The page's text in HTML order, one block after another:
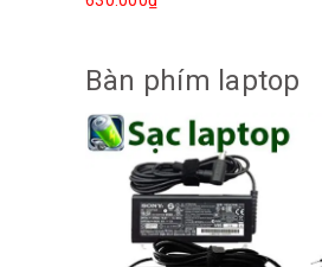
Bàn phím laptop